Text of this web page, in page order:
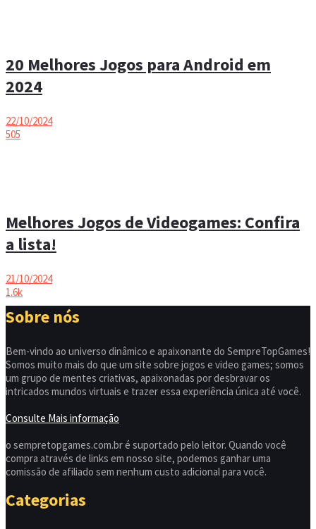
20 Melhores Jogos para Android em
2024
22/10/2024
505
Melhores Jogos de Videogames: Confira
a lista!
21/10/2024
1.6k
Sobre nós
Bem-vindo ao universo dinâmico e apaixonante do SempreTopGames!
Somos muito mais do que um site sobre jogos e video games; somos
um grupo de mentes criativas, apaixonadas por desbravar os
intricados mundos virtuais e trazer essa experiência única até você.
Consulte Mais informação
o sempretopgames.com.br é suportado pelo leitor. Quando você
compra através de links em nosso site, podemos ganhar uma
comissão de afiliado sem nenhum custo adicional para você.
Categorias